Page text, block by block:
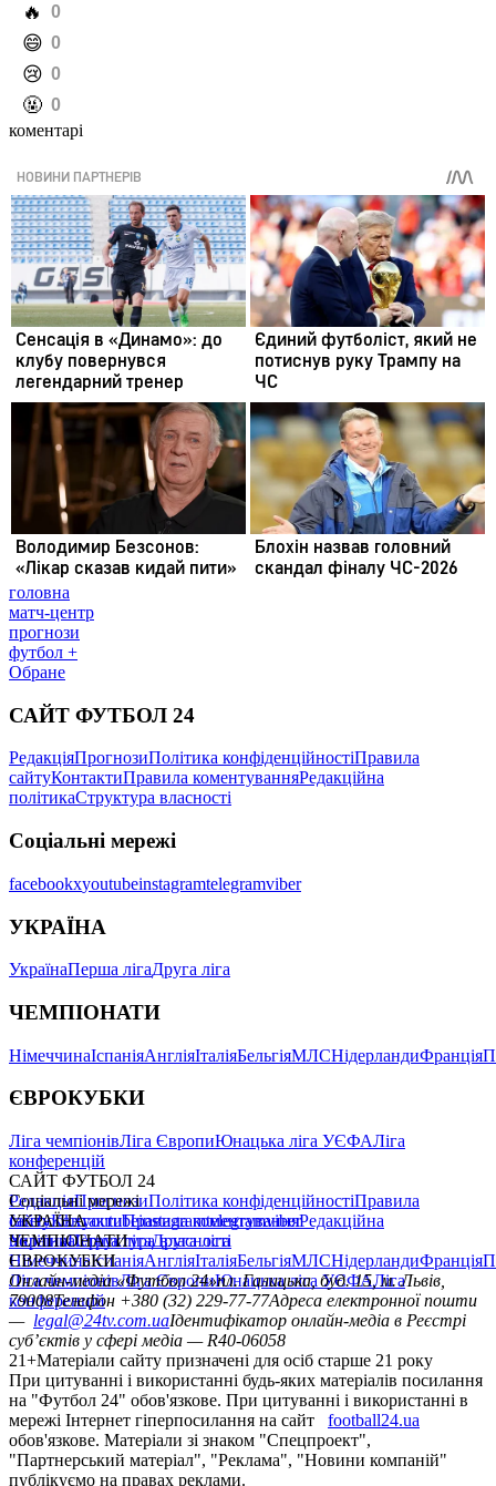
️🔥 0
️😄 0
️😢 0
️🤬 0
коментарі
головна
матч-центр
прогнози
футбол +
Обране
САЙТ ФУТБОЛ 24
РедакціяПрогнозиПолітика конфіденційностіПравила
сайтуКонтактиПравила коментуванняРедакційна
політикаСтруктура власності
Соціальні мережі
facebookxyoutubeinstagramtelegramviber
УКРАЇНА
УкраїнаПерша лігаДруга ліга
ЧЕМПІОНАТИ
НімеччинаІспаніяАнгліяІталіяБельгіяМЛСНідерландиФранція
ЄВРОКУБКИ
Ліга чемпіонівЛіга ЄвропиЮнацька ліга УЄФАЛіга
конференцій
САЙТ ФУТБОЛ 24
РедакціяПрогнозиПолітика конфіденційностіПравила
сайтуКонтактиПравила коментуванняРедакційна
політикаСтруктура власності
Соціальні мережі
facebookxyoutubeinstagramtelegramviber
УКРАЇНА
УкраїнаПерша лігаДруга ліга
ЧЕМПІОНАТИ
НімеччинаІспаніяАнгліяІталіяБельгіяМЛСНідерландиФранція
ЄВРОКУБКИ
Ліга чемпіонівЛіга ЄвропиЮнацька ліга УЄФАЛіга
конференцій
Онлайн-медіа «Футбол 24»пл. Галицька, буд. 15, м. Львів,
79008Телефон +380 (32) 229-77-77Адреса електронної пошти
— legal@24tv.com.uaІдентифікатор онлайн-медіа в Реєстрі
суб’єктів у сфері медіа — R40-06058
21+Матеріали сайту призначені для осіб старше 21 року
При цитуванні і використанні будь-яких матеріалів посилання
на "Футбол 24" обов'язкове. При цитуванні і використанні в
мережі Інтернет гіперпосилання на сайт
football24.ua
обов'язкове. Матеріали зі знаком "Спецпроект",
"Партнерський матеріал", "Реклама", "Новини компаній"
публікуємо на правах реклами.